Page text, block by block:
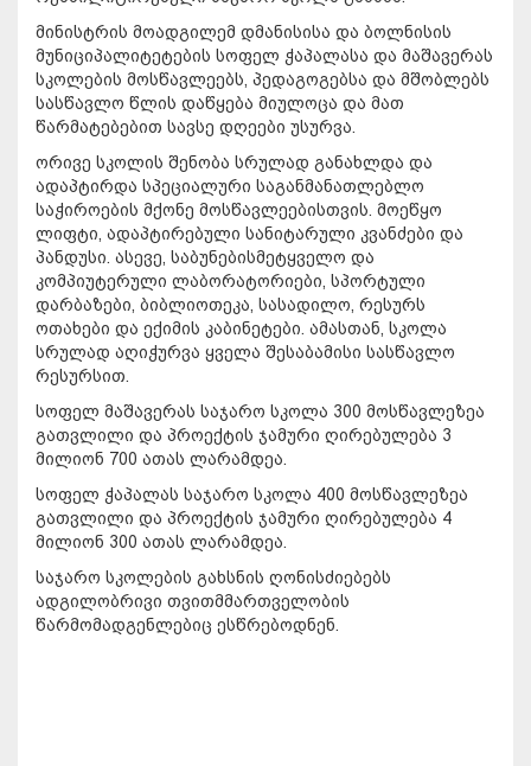
მინისტრის მოადგილემ დმანისისა და ბოლნისის
მუნიციპალიტეტების სოფელ ჭაპალასა და მაშავერას
სკოლების მოსწავლეებს, პედაგოგებსა და მშობლებს
სასწავლო წლის დაწყება მიულოცა და მათ
წარმატებებით სავსე დღეები უსურვა.
ორივე სკოლის შენობა სრულად განახლდა და
ადაპტირდა სპეციალური საგანმანათლებლო
საჭიროების მქონე მოსწავლეებისთვის. მოეწყო
ლიფტი, ადაპტირებული სანიტარული კვანძები და
პანდუსი. ასევე, საბუნებისმეტყველო და
კომპიუტერული ლაბორატორიები, სპორტული
დარბაზები, ბიბლიოთეკა, სასადილო, რესურს
ოთახები და ექიმის კაბინეტები. ამასთან, სკოლა
სრულად აღიჭურვა ყველა შესაბამისი სასწავლო
რესურსით.
სოფელ მაშავერას საჯარო სკოლა 300 მოსწავლეზეა
გათვლილი და პროექტის ჯამური ღირებულება 3
მილიონ 700 ათას ლარამდეა.
სოფელ ჭაპალას საჯარო სკოლა 400 მოსწავლეზეა
გათვლილი და პროექტის ჯამური ღირებულება 4
მილიონ 300 ათას ლარამდეა.
საჯარო სკოლების გახსნის ღონისძიებებს
ადგილობრივი თვითმმართველობის
წარმომადგენლებიც ესწრებოდნენ.